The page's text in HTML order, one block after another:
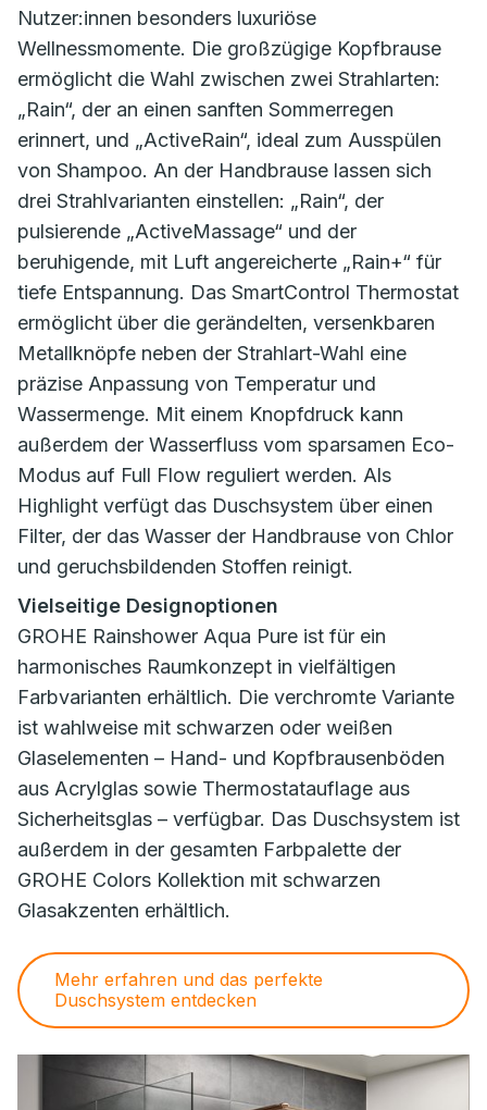
Nutzer:innen besonders luxuriöse
Wellnessmomente. Die großzügige Kopfbrause
ermöglicht die Wahl zwischen zwei Strahlarten:
„Rain“, der an einen sanften Sommerregen
erinnert, und „ActiveRain“, ideal zum Ausspülen
von Shampoo. An der Handbrause lassen sich
drei Strahlvarianten einstellen: „Rain“, der
pulsierende „ActiveMassage“ und der
beruhigende, mit Luft angereicherte „Rain+“ für
tiefe Entspannung. Das SmartControl Thermostat
ermöglicht über die gerändelten, versenkbaren
Metallknöpfe neben der Strahlart-Wahl eine
präzise Anpassung von Temperatur und
Wassermenge. Mit einem Knopfdruck kann
außerdem der Wasserfluss vom sparsamen Eco-
Modus auf Full Flow reguliert werden. Als
Highlight verfügt das Duschsystem über einen
Filter, der das Wasser der Handbrause von Chlor
und geruchsbildenden Stoffen reinigt.
Vielseitige Designoptionen
GROHE Rainshower Aqua Pure ist für ein
harmonisches Raumkonzept in vielfältigen
Farbvarianten erhältlich. Die verchromte Variante
ist wahlweise mit schwarzen oder weißen
Glaselementen – Hand- und Kopfbrausenböden
aus Acrylglas sowie Thermostatauflage aus
Sicherheitsglas – verfügbar. Das Duschsystem ist
außerdem in der gesamten Farbpalette der
GROHE Colors Kollektion mit schwarzen
Glasakzenten erhältlich.
Mehr erfahren und das perfekte
Duschsystem entdecken